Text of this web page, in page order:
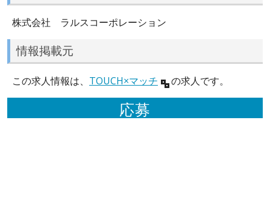
株式会社 ラルスコーポレーション
情報掲載元
この求人情報は、 TOUCH×マッチ の求人です。
応募